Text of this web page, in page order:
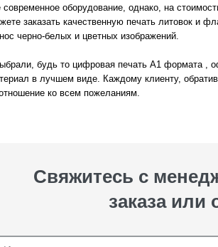
современное оборудование, однако, на
заказать качественную печать литовок и
черно-белых и цветных изображений.
будь то цифровая печать A1 формата ,
в лучшем виде. Каждому клиенту,
ко всем пожеланиям.
Свяжитесь с
заказа или